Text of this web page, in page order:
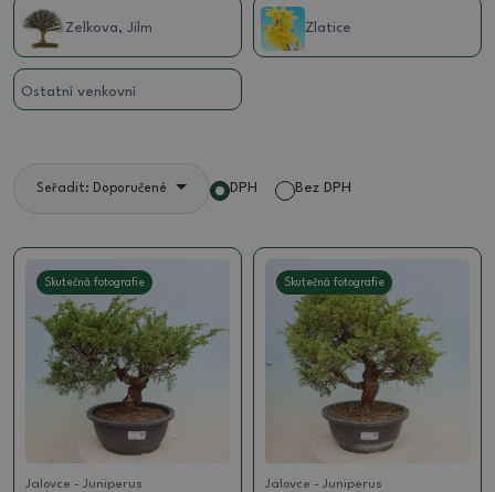
Zelkova, Jilm Zlatice
Ostatní venkovní
Seřadit: Doporučené DPH Bez DPH
Skutečná fotografie
Jalovce - Juniperus
Skutečná fotografie
Jalovce - Juniperus